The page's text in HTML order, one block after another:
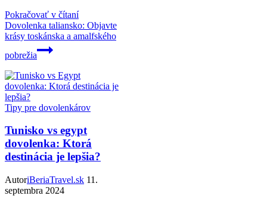
Pokračovať v čítaní
Dovolenka taliansko: Objavte
krásy toskánska a amalfského
pobrežia
Tipy pre dovolenkárov
Tunisko vs egypt
dovolenka: Ktorá
destinácia je lepšia?
AutoriBeriaTravel.sk 11.
septembra 2024